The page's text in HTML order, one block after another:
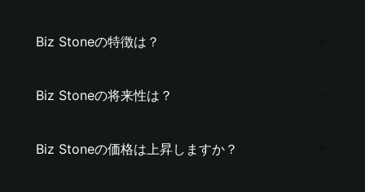
Biz Stoneの特徴は？
Biz Stoneの将来性は？
Biz Stoneの価格は上昇しますか？